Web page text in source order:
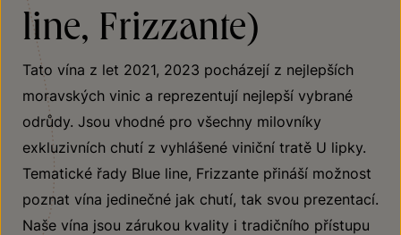
line, Frizzante)
Tato vína z let 2021, 2023 pocházejí z nejlepších
moravských vinic a reprezentují nejlepší vybrané
odrůdy. Jsou vhodné pro všechny milovníky
exkluzivních chutí z vyhlášené viniční tratě U lipky.
Tematické řady Blue line, Frizzante přináší možnost
poznat vína jedinečné jak chutí, tak svou prezentací.
Naše vína jsou zárukou kvality i tradičního přístupu